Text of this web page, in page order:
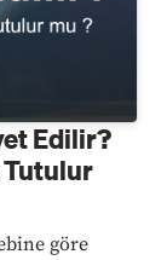
Edilir?
Tutulur
göre